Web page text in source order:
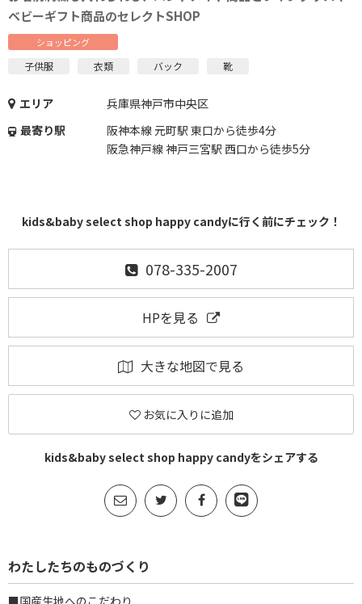
ベビーギフト商品のセレクトSHOP
ショッピング
子供服 衣類 バック 靴
エリア
兵庫県神戸市中央区
最寄り駅
阪神本線 元町駅 東口から徒歩4分
阪急神戸線 神戸三宮駅 西口から徒歩5分
kids&baby select shop happy candyに行く前にチェック！
078-335-2007
HPを見る
大きな地図で見る
お気に入りに追加
kids&baby select shop happy candyをシェアする
わたしたちのものづくり